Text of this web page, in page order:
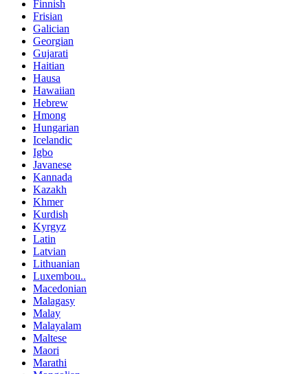
Finnish
Frisian
Galician
Georgian
Gujarati
Haitian
Hausa
Hawaiian
Hebrew
Hmong
Hungarian
Icelandic
Igbo
Javanese
Kannada
Kazakh
Khmer
Kurdish
Kyrgyz
Latin
Latvian
Lithuanian
Luxembou..
Macedonian
Malagasy
Malay
Malayalam
Maltese
Maori
Marathi